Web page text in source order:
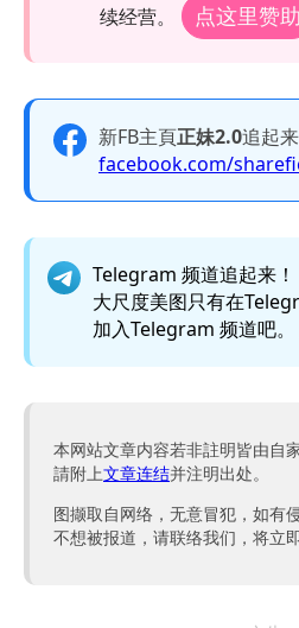
续经营。
点这里赞助
新FB主頁正妹2.0追起来
facebook.com/
Telegram 频道追起来！
大尺度美图只有在
加入Telegram 频道吧。
本网站文章内容若非註明皆由自
請附上文章连结并注明出处。
图撷取自网络，无意冒犯，如有
不想被报道，请联络我们，将立